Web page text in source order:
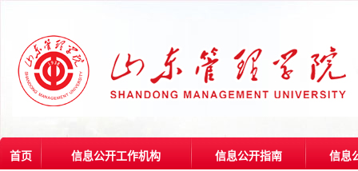
首页 信息公开工作机构 信息公开指南 信息